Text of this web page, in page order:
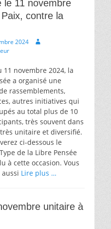
le 11 novembre
contre la
2024
Auteur
11 novembre 2024, la
a organisé une
rassemblements,
autres initiatives qui
au total plus de 10
très souvent dans
unitaire et diversifié.
ci-dessous le
de la Libre Pensée
à cette occasion. Vous
Lire plus …
unitaire à